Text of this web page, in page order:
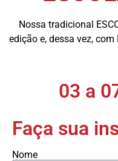
Nossa tradicional
edição e, dessa vez, com
03 a
Faça sua
Nome